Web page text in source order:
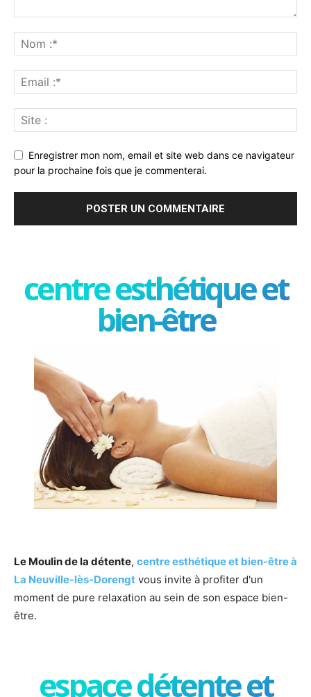
Enregistrer mon nom, email et site web dans ce navigateur
pour la prochaine fois que je commenterai.
centre esthétique et
bien-être
Le Moulin de la détente, centre esthétique et bien-être à
La Neuville-lès-Dorengt vous invite à profiter d'un
moment de pure relaxation au sein de son espace bien-
être.
espace détente et